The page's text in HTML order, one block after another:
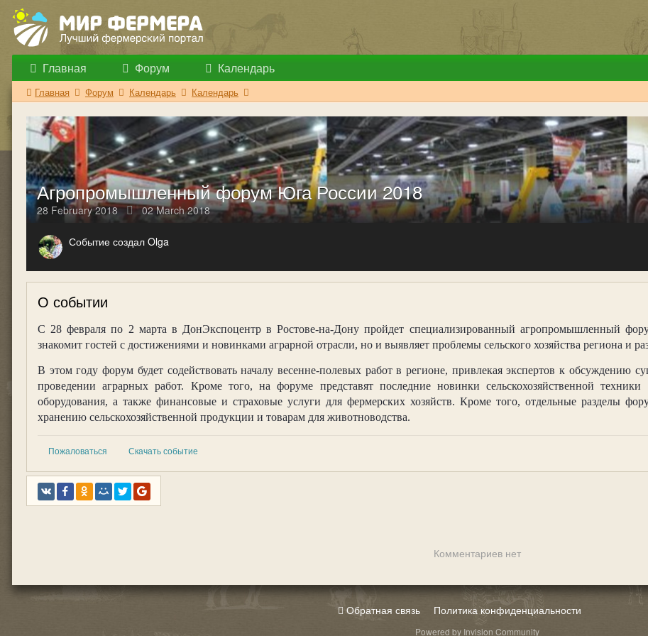
Главная Форум Календарь
Главная Форум Календарь Календарь
Агропромышленный форум Юга России 2018
28 February 2018 02 March 2018
Событие создал Olga
О событии
С 28 февраля по 2 марта в ДонЭкспоцентр в Ростове-на-Дону пройдет специализированный агропромышленный
знакомит гостей с достижениями и новинками аграрной отрасли, но и выявляет проблемы сельского хозяйства региона и
В этом году форум будет содействовать началу весенне-полевых работ в регионе, привлекая экспертов к обсуждению
проведении аграрных работ. Кроме того, на форуме представят последние новинки сельскохозяйственной
оборудования, а также финансовые и страховые услуги для фермерских хозяйств. Кроме того, отдельные разделы
хранению сельскохозяйственной продукции и товарам для животноводства.
Пожаловаться Скачать событие
Комментариев нет
Обратная связь Политика конфиденциальности
Powered by Invision Community